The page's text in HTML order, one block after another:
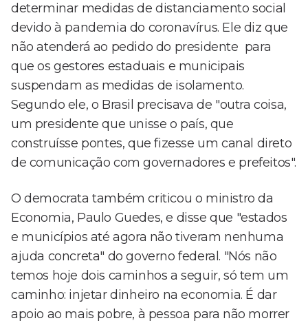
determinar medidas de distanciamento social
devido à pandemia do coronavírus. Ele diz que
não atenderá ao pedido do presidente para
que os gestores estaduais e municipais
suspendam as medidas de isolamento.
Segundo ele, o Brasil precisava de "outra coisa,
um presidente que unisse o país, que
construísse pontes, que fizesse um canal direto
de comunicação com governadores e prefeitos".
O democrata também criticou o ministro da
Economia, Paulo Guedes, e disse que "estados
e municípios até agora não tiveram nenhuma
ajuda concreta" do governo federal. "Nós não
temos hoje dois caminhos a seguir, só tem um
caminho: injetar dinheiro na economia. É dar
apoio ao mais pobre, à pessoa para não morrer